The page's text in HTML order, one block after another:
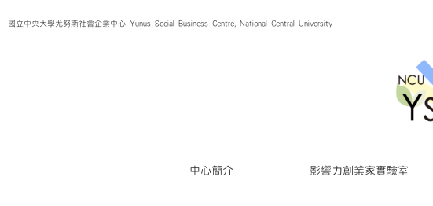
to國立中央大學尤努斯社會企業中心 Yunus Social Business Centre, National Central University
中心簡介 影響力創業家實驗室